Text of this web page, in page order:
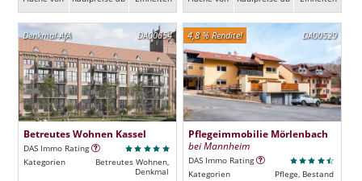
DA00654
Denkmal-AfA
Betreutes Wohnen Kassel
DAS Immo Rating
Kategorien
Betreutes Wohnen,
Denkmal
DA00529
4,8 % Rendite!
Pflegeimmobilie Mörlenbach
bei Mannheim
DAS Immo Rating
Kategorien
Pflege, Bestand